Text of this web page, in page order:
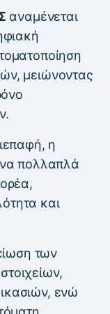
αναμένεται
μειώνοντας
η
πολλαπλά
και
των
ενώ